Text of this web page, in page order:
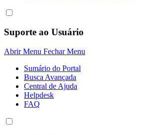
Suporte ao Usuário
Abrir Menu Fechar Menu
Sumário do Portal
Busca Avançada
Central de Ajuda
Helpdesk
FAQ